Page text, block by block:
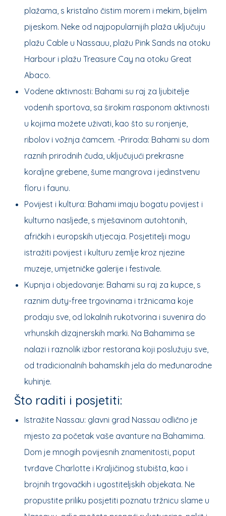
plažama, s kristalno čistim morem i mekim, bijelim
pijeskom. Neke od najpopularnijih plaža uključuju
plažu Cable u Nassauu, plažu Pink Sands na otoku
Harbour i plažu Treasure Cay na otoku Great
Abaco.
Vodene aktivnosti: Bahami su raj za ljubitelje
vodenih sportova, sa širokim rasponom aktivnosti
u kojima možete uživati, kao što su ronjenje,
ribolov i vožnja čamcem. -Priroda: Bahami su dom
raznih prirodnih čuda, uključujući prekrasne
koraljne grebene, šume mangrova i jedinstvenu
floru i faunu.
Povijest i kultura: Bahami imaju bogatu povijest i
kulturno nasljeđe, s mješavinom autohtonih,
afričkih i europskih utjecaja. Posjetitelji mogu
istražiti povijest i kulturu zemlje kroz njezine
muzeje, umjetničke galerije i festivale.
Kupnja i objedovanje: Bahami su raj za kupce, s
raznim duty-free trgovinama i tržnicama koje
prodaju sve, od lokalnih rukotvorina i suvenira do
vrhunskih dizajnerskih marki. Na Bahamima se
nalazi i raznolik izbor restorana koji poslužuju sve,
od tradicionalnih bahamskih jela do međunarodne
kuhinje.
Što raditi i posjetiti:
Istražite Nassau: glavni grad Nassau odlično je
mjesto za početak vaše avanture na Bahamima.
Dom je mnogih povijesnih znamenitosti, poput
tvrđave Charlotte i Kraljičinog stubišta, kao i
brojnih trgovačkih i ugostiteljskih objekata. Ne
propustite priliku posjetiti poznatu tržnicu slame u